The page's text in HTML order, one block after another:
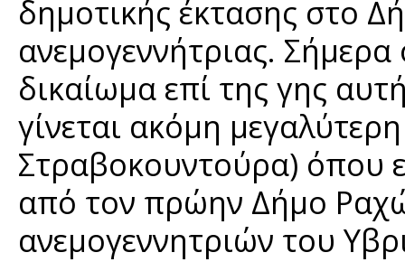
δημοτικής έκτασης στο
ανεμογεννήτριας.
δικαίωμα επί της γης
γίνεται ακόμη
Στραβοκουντούρα) όπου
από τον πρώην Δήμο
ανεμογεννητριών του